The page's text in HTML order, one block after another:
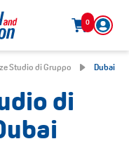
0
Studio di Gruppo Dubai
di